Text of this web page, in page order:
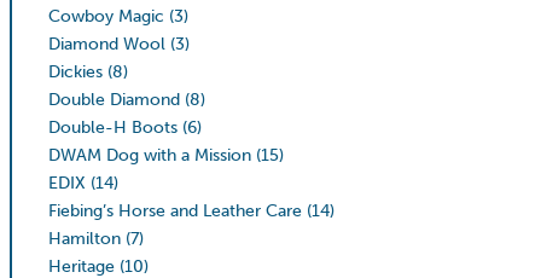
Cowboy Magic (3)
Diamond Wool (3)
Dickies (8)
Double Diamond (8)
Double-H Boots (6)
DWAM Dog with a Mission (15)
EDIX (14)
Fiebing’s Horse and Leather Care (14)
Hamilton (7)
Heritage (10)